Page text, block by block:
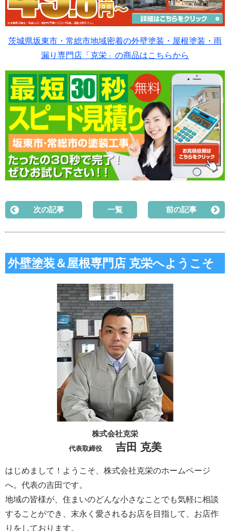
茨城県坂東市・常総市地域密着の外壁塗装・屋根塗装・雨
漏り専門店「克栄」の商品はこちらから
次の記事 一覧 前の記事
外壁塗装＆屋根専門店 克栄へようこそ
株式会社克栄
代表取締役 吉田 克美
はじめまして！ようこそ、株式会社克栄のホームページ
へ。代表の吉田です。
地域の皆様が、住まいのどんな小さなことでも気軽に相談
することができ、末永く愛されるお店を目指して、お店作
りをしております。